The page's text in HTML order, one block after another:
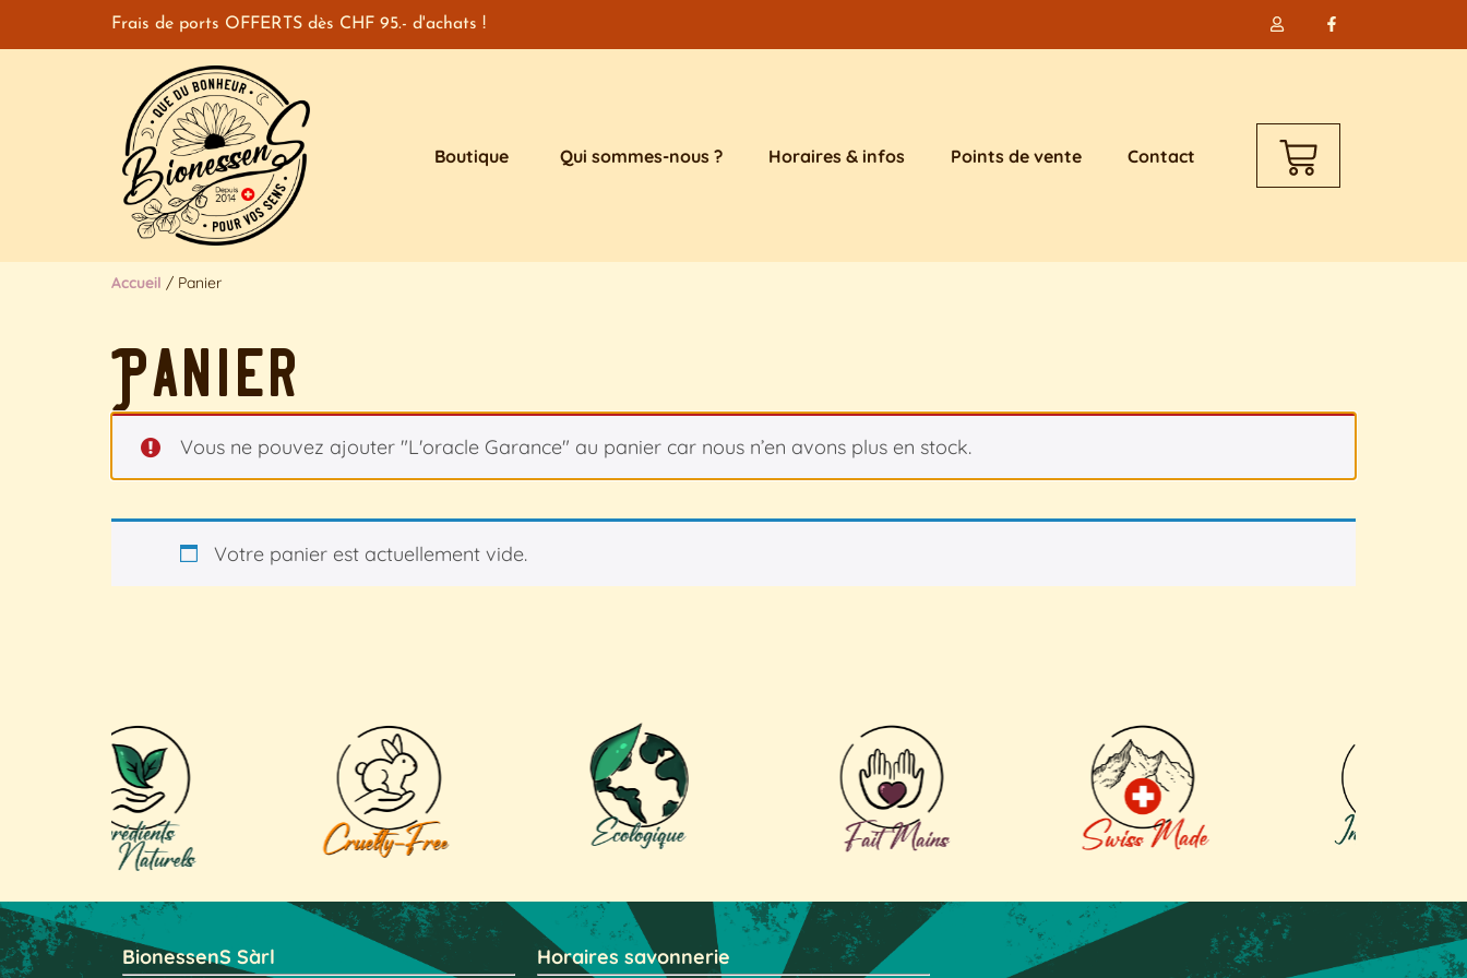
Frais de ports OFFERTS dès CHF 95.- d'achats !
Boutique Qui sommes-nous ? Horaires & infos Points de vente Contact
Accueil / Panier
Panier
Vous ne pouvez ajouter "L'oracle Garance" au panier car nous n’en avons plus en stock.
Votre panier est actuellement vide.
BionessenS Sàrl
Horaires savonnerie